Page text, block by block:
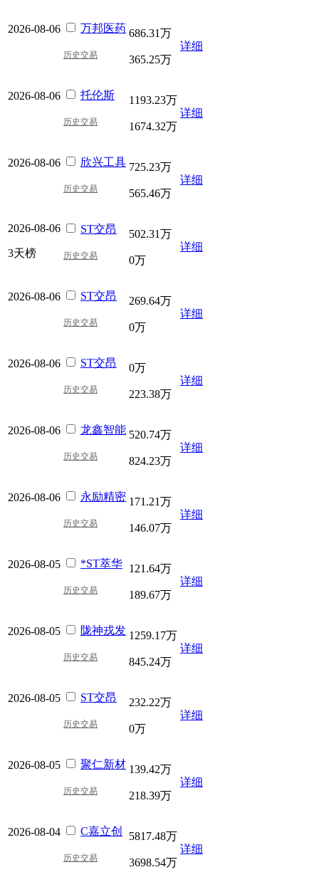
2026-08-06 万邦医药
历史交易
686.31万
365.25万
详细
2026-08-06 托伦斯
历史交易
1193.23万
1674.32万
详细
2026-08-06 欣兴工具
历史交易
725.23万
565.46万
详细
2026-08-06
3天榜
ST交昂
历史交易
502.31万
0万
详细
2026-08-06 ST交昂
历史交易
269.64万
0万
详细
2026-08-06 ST交昂
历史交易
0万
223.38万
详细
2026-08-06 龙鑫智能
历史交易
520.74万
824.23万
详细
2026-08-06 永励精密
历史交易
171.21万
146.07万
详细
2026-08-05 *ST萃华
历史交易
121.64万
189.67万
详细
2026-08-05 陇神戎发
历史交易
1259.17万
845.24万
详细
2026-08-05 ST交昂
历史交易
232.22万
0万
详细
2026-08-05 聚仁新材
历史交易
139.42万
218.39万
详细
2026-08-04 C嘉立创
历史交易
5817.48万
3698.54万
详细